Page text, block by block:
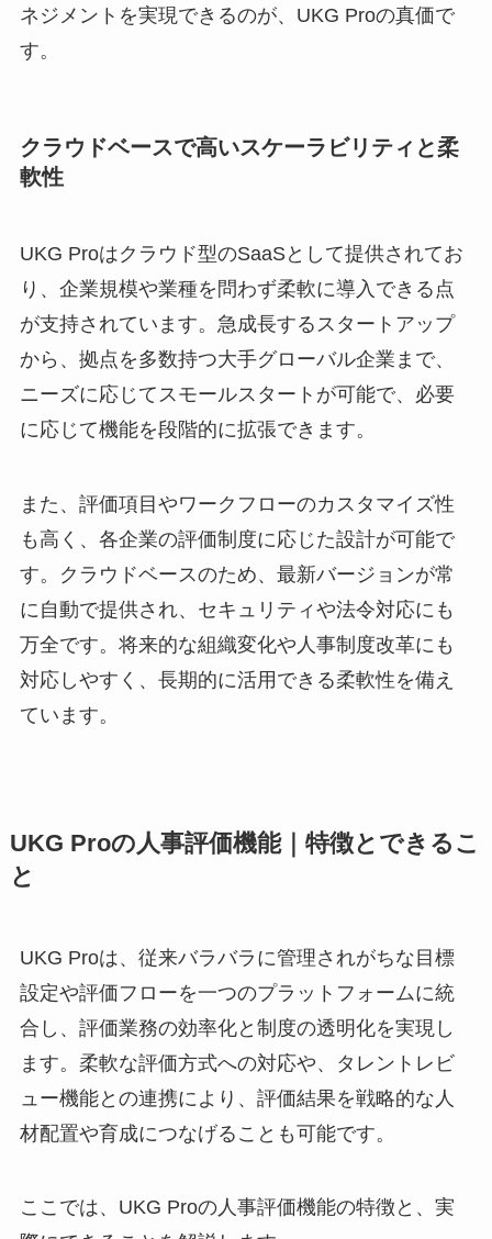
ネジメントを実現できるのが、UKG Proの真価で
す。
クラウドベースで高いスケーラビリティと柔
軟性
UKG Proはクラウド型のSaaSとして提供されてお
り、企業規模や業種を問わず柔軟に導入できる点
が支持されています。急成長するスタートアップ
から、拠点を多数持つ大手グローバル企業まで、
ニーズに応じてスモールスタートが可能で、必要
に応じて機能を段階的に拡張できます。
また、評価項目やワークフローのカスタマイズ性
も高く、各企業の評価制度に応じた設計が可能で
す。クラウドベースのため、最新バージョンが常
に自動で提供され、セキュリティや法令対応にも
万全です。将来的な組織変化や人事制度改革にも
対応しやすく、長期的に活用できる柔軟性を備え
ています。
UKG Proの人事評価機能｜特徴とできるこ
と
UKG Proは、従来バラバラに管理されがちな目標
設定や評価フローを一つのプラットフォームに統
合し、評価業務の効率化と制度の透明化を実現し
ます。柔軟な評価方式への対応や、タレントレビ
ュー機能との連携により、評価結果を戦略的な人
材配置や育成につなげることも可能です。
ここでは、UKG Proの人事評価機能の特徴と、実